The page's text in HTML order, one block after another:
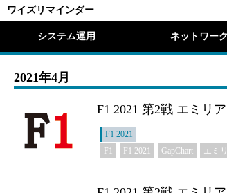
ワイズリマインダー
システム運用 ネットワーク
2021年4月
F1 2021 第2戦 エミリ
F1 2021
F1 F1 2021 GapChart エミ